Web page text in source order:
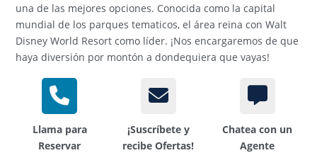
una de las mejores opciones. Conocida como la capital
mundial de los parques tematicos, el área reina con Walt
Disney World Resort como líder. ¡Nos encargaremos de que
haya diversión por montón a dondequiera que vayas!
Llama para
Reservar
¡Suscríbete y
recibe Ofertas!
Chatea con un
Agente